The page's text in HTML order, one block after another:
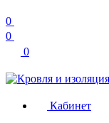
0
0
0
Кабинет